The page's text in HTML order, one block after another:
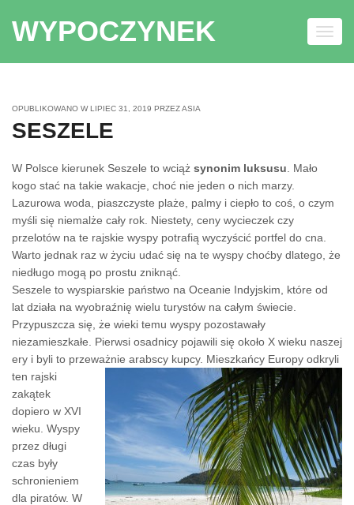
WYPOCZYNEK
OPUBLIKOWANO WLIPIEC 31, 2019 PRZEZASIA
SESZELE
W Polsce kierunek Seszele to wciąż synonim luksusu . Mało
kogo stać na takie wakacje, choć nie jeden o nich marzy.
Lazurowa woda, piaszczyste plaże, palmy i ciepło to coś, o czym
myśli się niemalże cały rok. Niestety, ceny wycieczek czy
przelotów na te rajskie wyspy potrafią wyczyścić portfel do cna.
Warto jednak raz w życiu udać się na te wyspy choćby dlatego, że
niedługo mogą po prostu zniknąć.
Seszele to wyspiarskie państwo na Oceanie Indyjskim, które od
lat działa na wyobraźnię wielu turystów na całym świecie.
Przypuszcza się, że wieki temu wyspy pozostawały
niezamieszkałe. Pierwsi osadnicy pojawili się około X wieku naszej
ery i byli to przeważnie arabscy kupcy. Mieszkańcy Europy odkryli
ten rajski
zakątek
dopiero w XVI
wieku. Wyspy
przez długi
czas były
schronieniem
dla piratów. W